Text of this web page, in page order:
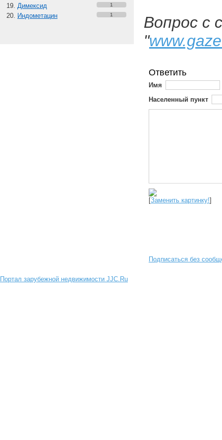
Димексид 1
Индометацин 1
Вопрос с
"
Ответить
Имя
Населенный пункт
[Заменить картинку!]
Подписаться без
Портал зарубежной недвижимости JJC.Ru